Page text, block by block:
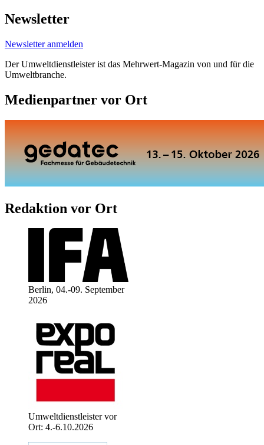
Newsletter
Newsletter anmelden
Der Umweltdienstleister ist das Mehrwert-Magazin von und für die
Umweltbranche.
Medienpartner vor Ort
Redaktion vor Ort
Berlin, 04.-09. September
2026
Umweltdienstleister vor
Ort: 4.-6.10.2026